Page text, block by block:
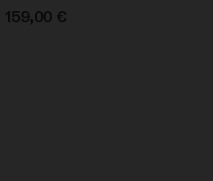
159,00 €